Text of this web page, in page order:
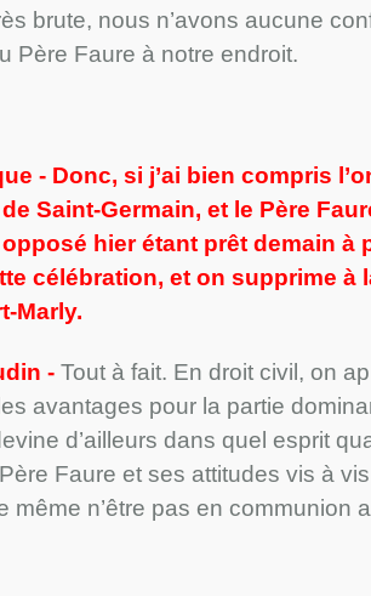
brute, nous n’avons aucune
Père Faure à notre endroit.
- Donc, si j’ai bien compris
Saint-Germain, et le Père
hier étant prêt demain à
célébration, et on supprime à
Marly.
-Tout à fait. En droit civil, on
avantages pour la partie
d’ailleurs dans quel esprit
Faure et ses attitudes vis à
même n’être pas en communion